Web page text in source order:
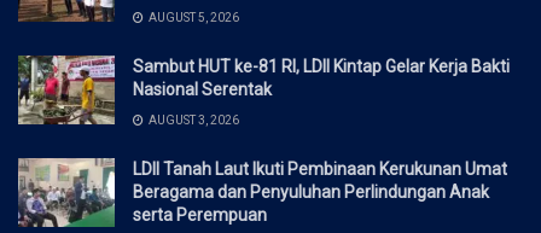
AUGUST 5, 2026
Sambut HUT ke-81 RI, LDII Kintap Gelar Kerja Bakti
Nasional Serentak
AUGUST 3, 2026
LDII Tanah Laut Ikuti Pembinaan Kerukunan Umat
Beragama dan Penyuluhan Perlindungan Anak
serta Perempuan